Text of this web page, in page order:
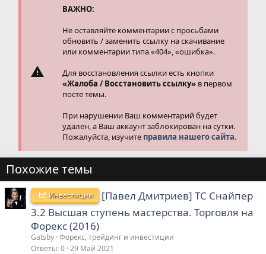
ВАЖНО:
Не оставляйте комментарии с просьбами
обновить / заменить ссылку на скачивание
или комментарии типа «404», «ошибка».
Для восстановления ссылки есть кнопки
«Жалоба / Восстановить ссылку» в первом
посте темы.
При нарушении Ваш комментарий будет
удален, а Ваш аккаунт заблокирован на сутки.
Пожалуйста, изучите правила нашего сайта.
Похожие темы
Инвестиции
[Павел Дмитриев] ТС Снайпер
3.2 Высшая ступень мастерства. Торговля на
Форекс (2016)
Gatsby Форекс, трейдинг и инвестиции
Ответы 0 29 Май 2021